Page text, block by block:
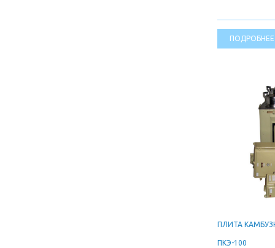
ПОДРОБНЕЕ
ПЛИТА
ПКЭ-100